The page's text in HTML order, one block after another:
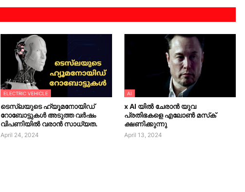
ELECTRIC VEHICLE
ടെസ്‌ലയുടെ ഹ്യൂമനോയിഡ്
റോബോട്ടുകൾ അടുത്ത വർഷം
വിപണിയിൽ വരാൻ സാധ്യത.
April 24, 2024
AI
x AI യിൽ ചേരാൻ യുവ
പ്രതിഭകളെ എലോൺ മസ്‌ക്
ക്ഷണിക്കുന്നു
April 13, 2024